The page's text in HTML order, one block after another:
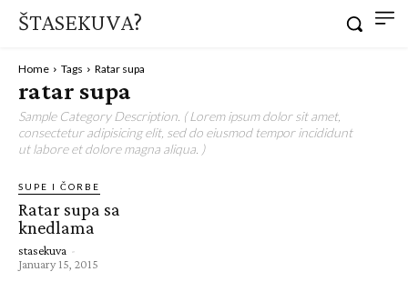
ŠTASEKUVA?
Home Tags Ratar supa
ratar supa
Sample Category Description. ( Lorem ipsum dolor sit amet,
consectetur adipisicing elit, sed do eiusmod tempor incididunt
ut labore et dolore magna aliqua. )
SUPE I ČORBE
Ratar supa sa
knedlama
stasekuva -
January 15, 2015